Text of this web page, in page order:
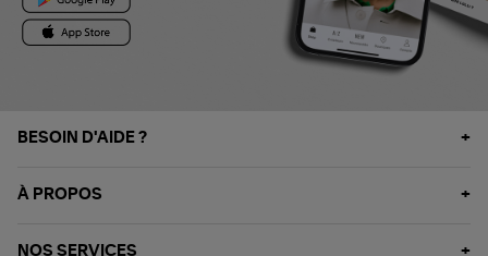
BESOIN D'AIDE ?
À PROPOS
NOS SERVICES